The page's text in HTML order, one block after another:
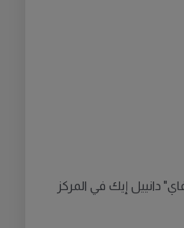
في حين جاء شريكه في تأسيس "سبوتيفاي" دانييل إيك في المركز